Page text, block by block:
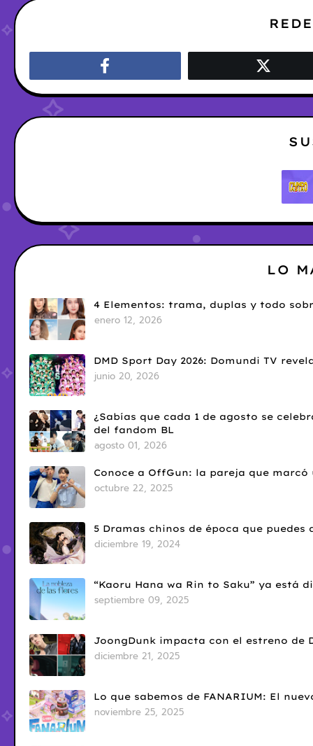
LO
4 Elementos: trama, duplas y todo
enero 12, 2026
DMD Sport Day 2026: Domundi TV
junio 20, 2026
¿Sabías que cada 1 de agosto se
del fandom BL
agosto 01, 2026
Conoce a OffGun: la pareja que
octubre 22, 2025
5 Dramas chinos de época que
diciembre 19, 2024
“Kaoru Hana wa Rin to Saku” ya está
septiembre 09, 2025
JoongDunk impacta con el estreno de
diciembre 21, 2025
Lo que sabemos de FANARIUM: El
noviembre 25, 2025